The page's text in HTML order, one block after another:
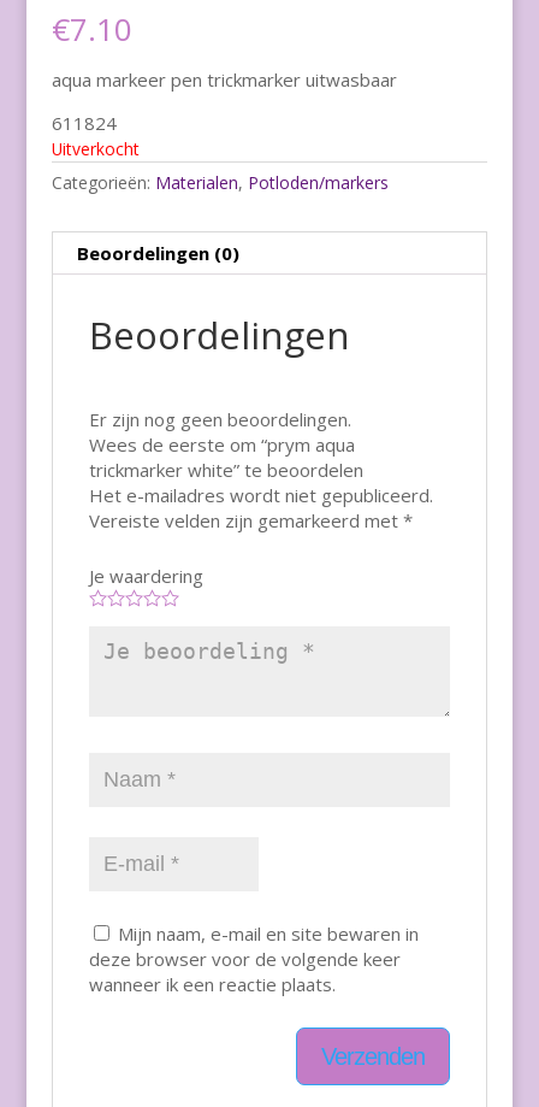
€7.10
aqua markeer pen trickmarker uitwasbaar
611824
Uitverkocht
Categorieën: Materialen, Potloden/markers
Beoordelingen (0)
Beoordelingen
Er zijn nog geen beoordelingen.
Wees de eerste om “prym aqua
trickmarker white” te beoordelen
Het e-mailadres wordt niet gepubliceerd.
Vereiste velden zijn gemarkeerd met *
Je waardering
Mijn naam, e-mail en site bewaren in
deze browser voor de volgende keer
wanneer ik een reactie plaats.